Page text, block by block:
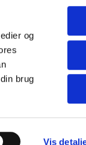
og
brug
Vis